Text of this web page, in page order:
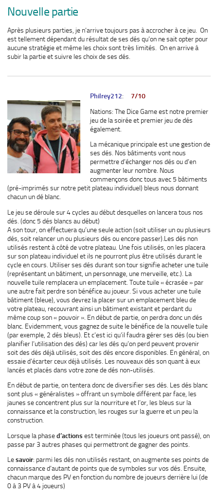
Nouvelle partie
Après plusieurs parties, je n’arrive toujours pas à accrocher à ce jeu. On
est tellement dépendant du résultat de ses dés qu’on ne sait opter pour
aucune stratégie et même les choix sont très limités. On en arrive à
subir la partie et suivre les choix de ses dés.
Philrey212:
7/10
Nations: The Dice Game est notre premier
jeu de la soirée et premier jeu de dés
également.
La mécanique principale est une gestion de
ses dés. Nos bâtiments vont nous
permettre d’échanger nos dés ou d’en
augmenter leur nombre. Nous
commençons donc tous avec 5 bâtiments
(pré-imprimés sur notre petit plateau individuel) bleus nous donnant
chacun un dé blanc.
Le jeu se déroule sur 4 cycles au début desquelles on lancera tous nos
dés. (donc 5 dés blancs au début)
A son tour, on effectuera qu’une seule action (soit utiliser un ou plusieurs
dés, soit relancer un ou plusieurs dés ou encore passer).Les dés non
utilisés restent à côté de votre plateau. Une fois utilisés, on les placera
sur son plateau individuel et ils ne pourront plus être utilisés durant le
cycle en cours. Utiliser ses dés durant son tour signifie acheter une tuile
(représentant un bâtiment, un personnage, une merveille, etc.). La
nouvelle tuile remplacera un emplacement. Toute tuile « écrasée » par
une autre fait perdre son bénéfice au joueur. Si vous acheter une tuile
bâtiment (bleue), vous devrez la placer sur un emplacement bleu de
votre plateau, recouvrant ainsi un bâtiment existant et perdant du
même coup son « pouvoir ». En début de partie, on perdra donc un dés
blanc. Evidemment, vous gagnez de suite le bénéfice de la nouvelle tuile
(par exemple, 2 dés bleus). Et c’est ici qu’il faudra gérer ses dés (ou bien
planifier l’utilisation des dés) car les dés qu’on perd peuvent provenir
soit des dés déjà utilisés, soit des dés encore disponibles. En général, on
essaie d’écarter ceux déjà utilisés. Les nouveaux dés son quant à eux
lancés et placés dans votre zone de dés non-utilisés.
En début de partie, on tentera donc de diversifier ses dés. Les dés blanc
sont plus « généralistes » offrant un symbole différent par face, les
jaunes se concentrent plus sur la nourriture et l’or, les bleus sur la
connaissance et la construction, les rouges sur la guerre et un peu la
construction.
Lorsque la phased’actions est terminée (tous les joueurs ont passé), on
passe par 3 autres phases qui permettront de gagner des points.
Lesavoir: parmi les dés non utilisés restant, on augmente ses points de
connaissance d’autant de points que de symboles sur vos dés. Ensuite,
chacun marque des PV en fonction du nombre de joueurs derrière lui (de
0 à 3 PV à 4 joueurs)